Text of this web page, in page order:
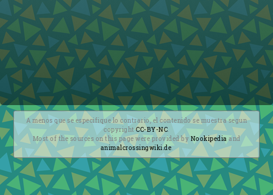
A menos que se especifique lo contrario, el contenido se muestra segun
copyrightCC-BY-NC.
Most of the sources on this page were provided by Nookipedia and
animalcrossingwiki.de.